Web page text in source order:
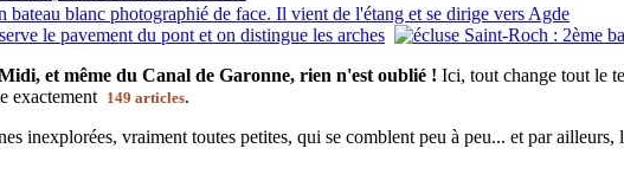
et même du Canal de Garonne, rien n'est oublié ! Ici, tout change tout le
exactement 149 articles.
inexplorées, vraiment toutes petites, qui se comblent peu à peu... et par